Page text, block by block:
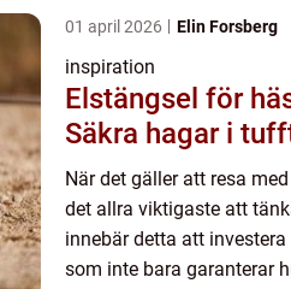
01 april 2026 Elin Forsberg
inspiration
Elstängsel för
Säkra hagar i
När det gäller att resa
det allra viktigaste att
innebär detta att
som inte bara garanterar